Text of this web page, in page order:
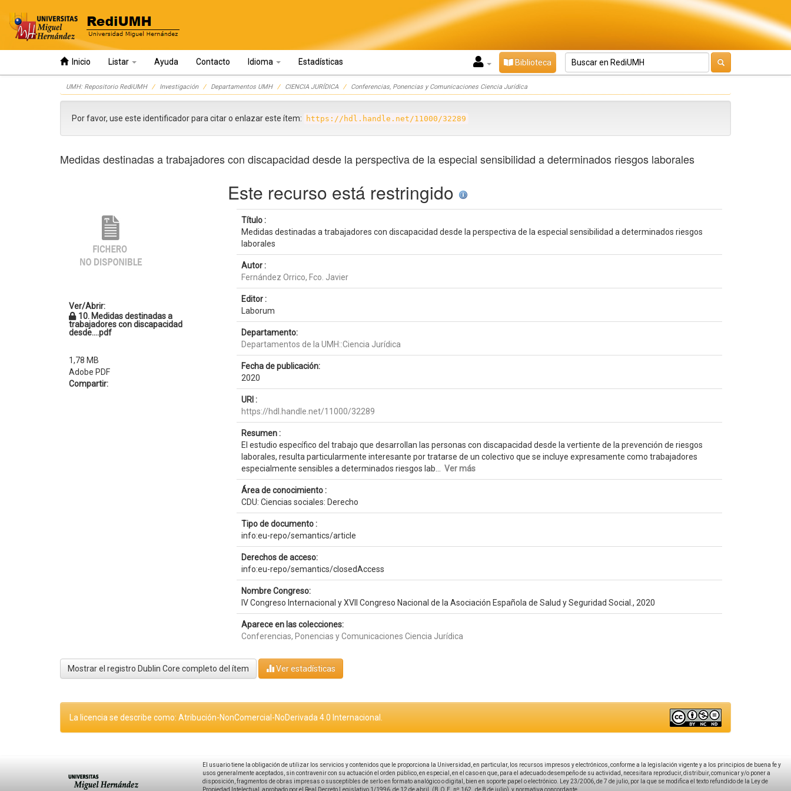
Inicio Listar Ayuda Contacto Idioma Estadísticas Biblioteca
UMH: Repositorio RediUMH Investigación Departamentos UMH CIENCIA JURÍDICA Conferencias, Ponencias y Comunicaciones Ciencia Jurídica
Por favor, use este identificador para citar o enlazar este ítem: https://hdl.handle.net/11000/32289
Medidas destinadas a trabajadores con discapacidad desde la perspectiva de la especial sensibilidad a determinados riesgos laborales
Ver/Abrir:
10. Medidas destinadas a
trabajadores con discapacidad
desde....pdf
1,78 MB
Adobe PDF
Compartir:
Este recurso está restringido
Título :
Medidas destinadas a trabajadores con discapacidad desde la perspectiva de la especial sensibilidad a determinados riesgos
laborales
Autor :
Fernández Orrico, Fco. Javier
Editor :
Laborum
Departamento:
Departamentos de la UMH::Ciencia Jurídica
Fecha de publicación:
2020
URI :
https://hdl.handle.net/11000/32289
Resumen :
El estudio específico del trabajo que desarrollan las personas con discapacidad desde la vertiente de la prevención de riesgos
laborales, resulta particularmente interesante por tratarse de un colectivo que se incluye expresamente como trabajadores
especialmente sensibles a determinados riesgos lab... Ver más
Área de conocimiento :
CDU: Ciencias sociales: Derecho
Tipo de documento :
info:eu-repo/semantics/article
Derechos de acceso:
info:eu-repo/semantics/closedAccess
Nombre Congreso:
IV Congreso Internacional y XVII Congreso Nacional de la Asociación Española de Salud y Seguridad Social., 2020
Aparece en las colecciones:
Conferencias, Ponencias y Comunicaciones Ciencia Jurídica
Mostrar el registro Dublin Core completo del ítem Ver estadísticas
La licencia se describe como: Atribución-NonComercial-NoDerivada 4.0 Internacional.
El usuario tiene la obligación de utilizar los servicios y contenidos que le proporciona la Universidad, en particular, los recursos impresos y electrónicos, conforme a la legislación vigente y a los principios de buena fe y
usos generalmente aceptados, sin contravenir con su actuación el orden público, en especial, en el caso en que, para el adecuado desempeño de su actividad, necesitara reproducir, distribuir, comunicar y/o poner a
disposición, fragmentos de obras impresas o susceptibles de serlo en formato analógico o digital, bien en soporte papel o electrónico. Ley 23/2006, de 7 de julio, por la que se modifica el texto refundido de la Ley de
Propiedad Intelectual, aprobado por el Real Decreto Legislativo 1/1996, de 12 de abril. (B.O.E. nº 162 , de 8 de julio), y normativa concordante.